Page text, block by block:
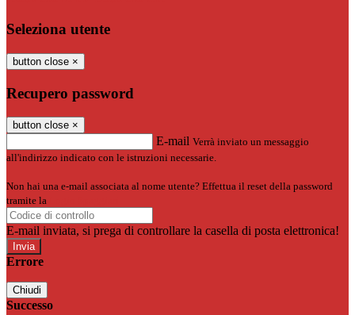
Seleziona utente
button close ×
Recupero password
button close ×
E-mail Verrà inviato un messaggio
all'indirizzo indicato con le istruzioni necessarie.
Non hai una e-mail associata al nome utente? Effettua il reset della password
tramite la
E-mail inviata, si prega di controllare la casella di posta elettronica!
Errore
Chiudi
Successo